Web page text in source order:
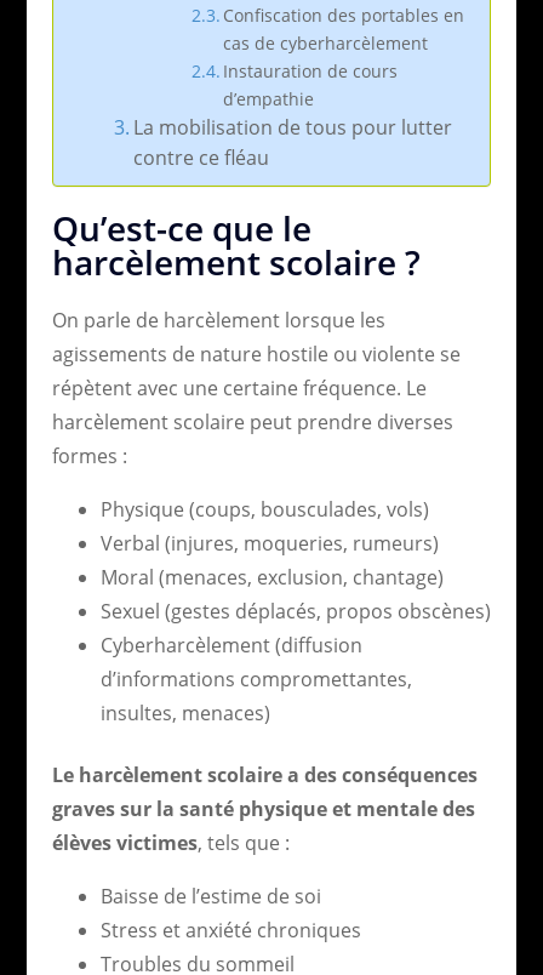
Confiscation des portables en
cas de cyberharcèlement
Instauration de cours
d’empathie
La mobilisation de tous pour lutter
contre ce fléau
Qu’est-ce que le
harcèlement scolaire ?
On parle de harcèlement lorsque les
agissements de nature hostile ou violente se
répètent avec une certaine fréquence. Le
harcèlement scolaire peut prendre diverses
formes :
Physique (coups, bousculades, vols)
Verbal (injures, moqueries, rumeurs)
Moral (menaces, exclusion, chantage)
Sexuel (gestes déplacés, propos obscènes)
Cyberharcèlement (diffusion
d’informations compromettantes,
insultes, menaces)
Le harcèlement scolaire a des conséquences
graves sur la santé physique et mentale des
élèves victimes, tels que :
Baisse de l’estime de soi
Stress et anxiété chroniques
Troubles du sommeil